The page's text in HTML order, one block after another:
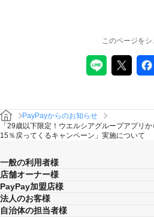
このページをシ
PayPayからのお知らせ
「29歳以下限定！ウエルシアグループアプリ
15％戻ってくるキャンペーン」実施について
一般の利用者様
店舗オーナー様
PayPay加盟店様
法人のお客様
自治体の担当者様